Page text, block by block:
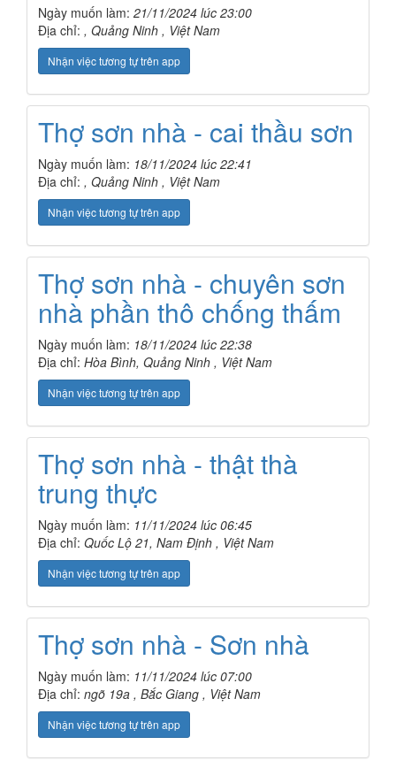
Ngày muốn làm: 21/11/2024 lúc 23:00
Địa chỉ: , Quảng Ninh , Việt Nam
Nhận việc tương tự trên app
Thợ sơn nhà - cai thầu sơn
Ngày muốn làm: 18/11/2024 lúc 22:41
Địa chỉ: , Quảng Ninh , Việt Nam
Nhận việc tương tự trên app
Thợ sơn nhà - chuyên sơn
nhà phần thô chống thấm
Ngày muốn làm: 18/11/2024 lúc 22:38
Địa chỉ: Hòa Bình, Quảng Ninh , Việt Nam
Nhận việc tương tự trên app
Thợ sơn nhà - thật thà
trung thực
Ngày muốn làm: 11/11/2024 lúc 06:45
Địa chỉ: Quốc Lộ 21, Nam Định , Việt Nam
Nhận việc tương tự trên app
Thợ sơn nhà - Sơn nhà
Ngày muốn làm: 11/11/2024 lúc 07:00
Địa chỉ: ngõ 19a , Bắc Giang , Việt Nam
Nhận việc tương tự trên app